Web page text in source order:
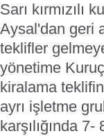
Sarı
Aysal'dan geri
teklifler
yönetime
kiralama
ayrı işletme
karşılığında